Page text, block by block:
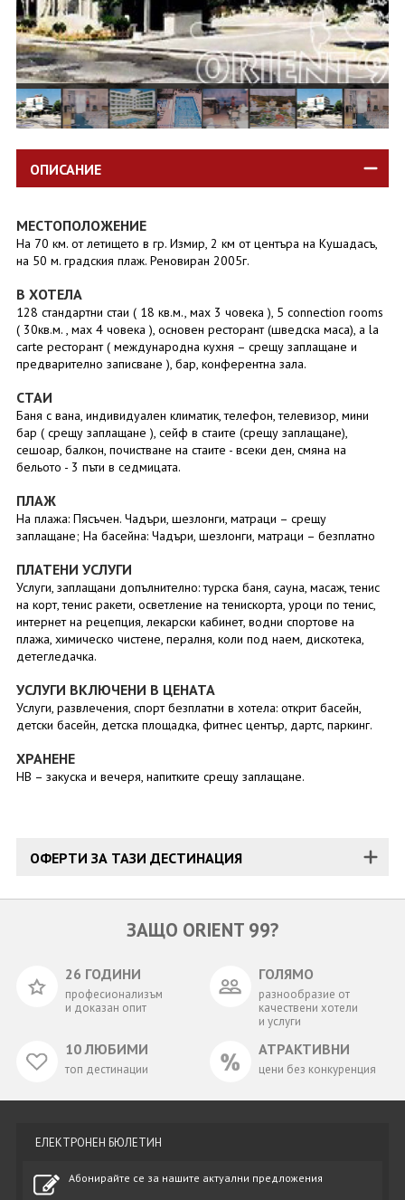
ОПИСАНИЕ
МЕСТОПОЛОЖЕНИЕ
На 70 км. от летището в гр. Измир, 2 км от центъра на Кушадасъ,
на 50 м. градския плаж. Реновиран 2005г.
В ХОТЕЛА
128 стандартни стаи ( 18 кв.м., маx 3 човека ), 5 connection rooms
( 30кв.м. , маx 4 човека ), основен ресторант (шведска маса), a la
carte ресторант ( международна кухня – срещу заплащане и
предварително записване ), бар, конферентна зала.
СТАИ
Баня с вана, индивидуален климатик, телефон, телевизор, мини
бар ( срещу заплащане ), сейф в стаите (срещу заплащане),
сешоар, балкон, почистване на стаите - всеки ден, смяна на
бельото - 3 пъти в седмицата.
ПЛАЖ
На плажа: Пясъчен. Чадъри, шезлонги, матраци – срещу
заплащане; На басейна: Чадъри, шезлонги, матраци – безплатно
ПЛАТЕНИ УСЛУГИ
Услуги, заплащани допълнително: турска баня, сауна, масаж, тенис
на корт, тенис ракети, осветление на тенискорта, уроци по тенис,
интернет на рецепция, лекарски кабинет, водни спортове на
плажа, химическо чистене, пералня, коли под наем, дискотека,
детегледачка.
УСЛУГИ ВКЛЮЧЕНИ В ЦЕНАТА
Услуги, развлечения, спорт безплатни в хотела: открит басейн,
детски басейн, детска площадка, фитнес център, дартс, паркинг.
ХРАНЕНЕ
HB – закуска и вечеря, напитките срещу заплащане.
ОФЕРТИ ЗА ТАЗИ ДЕСТИНАЦИЯ
ЗАЩО ORIENT 99?
26 ГОДИНИ
професионализъм
и доказан опит
ГОЛЯМО
разнообразие от
качествени хотели
и услуги
10 ЛЮБИМИ
топ дестинации
АТРАКТИВНИ
цени без конкуренция
ЕЛЕКТРОНЕН БЮЛЕТИН
Абонирайте се за нашите актуални предложения